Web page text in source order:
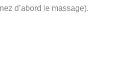
d’abord le massage).